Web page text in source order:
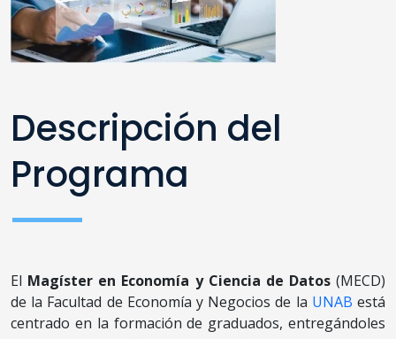
Descripción del
Programa
El Magíster en Economía y Ciencia de Datos(MECD)
de la Facultad de Economía y Negocios de la UNAB está
centrado en la formación de graduados, entregándoles